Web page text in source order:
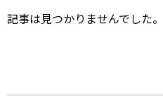
記事は見つかりませんでした。